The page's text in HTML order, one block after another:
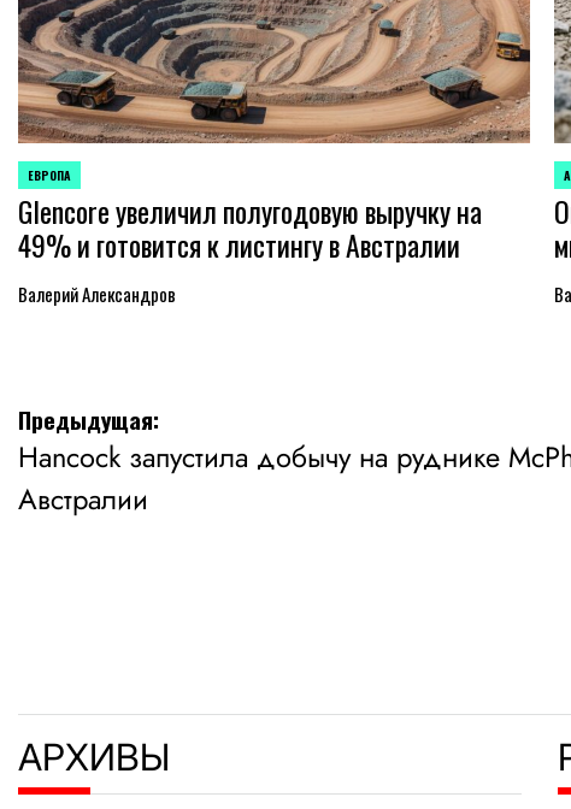
ОПУБЛИКОВАНО
В
ЕВРОПА
Glencore увеличил полугодовую выручку на
49% и готовится к листингу в Австралии
Валерий Александров
В
Навигация
по
записям
Предыдущая:
Hancock запустила добычу на руднике
Австралии
АРХИВЫ